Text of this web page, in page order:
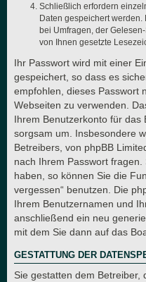
Schließlich erfordern
Daten gespeichert werden.
bei Umfragen, der
von Ihnen gesetzte
Ihr Passwort wird mit einer
gespeichert, so dass es
empfohlen, dieses Passwort
Webseiten zu verwenden.
Ihrem Benutzerkonto für das
sorgsam um. Insbesondere
Betreibers, von phpBB
nach Ihrem Passwort
haben, so können Sie die
vergessen“ benutzen. Die
Ihrem Benutzernamen und
anschließend ein neu
mit dem Sie dann auf das
GESTATTUNG DER
Sie gestatten dem Betreiber,